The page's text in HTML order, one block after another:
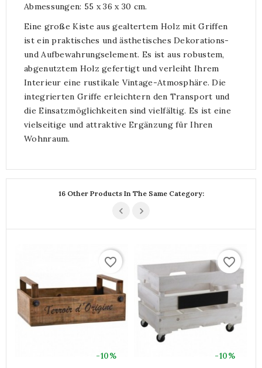
Abmessungen: 55 x 36 x 30 cm.
Eine große Kiste aus gealtertem Holz mit Griffen
ist ein praktisches und ästhetisches Dekorations-
und Aufbewahrungselement. Es ist aus robustem,
abgenutztem Holz gefertigt und verleiht Ihrem
Interieur eine rustikale Vintage-Atmosphäre. Die
integrierten Griffe erleichtern den Transport und
die Einsatzmöglichkeiten sind vielfältig. Es ist eine
vielseitige und attraktive Ergänzung für Ihren
Wohnraum.
16 Other Products In The Same Category:
-10%
favorite_border
-10%
favorite_border